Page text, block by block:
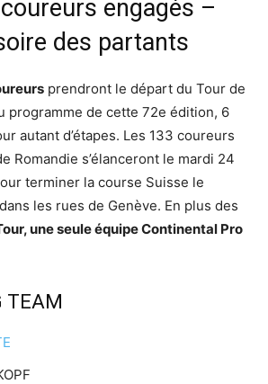
engagés –
des partants
prendront le départ du Tour de
programme de cette 72e édition, 6
autant d’étapes. Les 133 coureurs
Romandie s’élanceront le mardi 24
terminer la course Suisse le
les rues de Genève. En plus des
une seule équipe Continental Pro
TEAM